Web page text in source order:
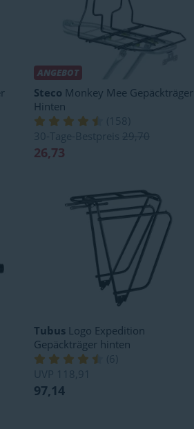
ANGEBOT
Steco Monkey Mee Gepäckträger
Hinten
( 158
30-Tage-Bestpreis 29,70
26,73
Tubus Logo Expedition
Gepäckträger hinten
(6
UVP
118,91
97,14